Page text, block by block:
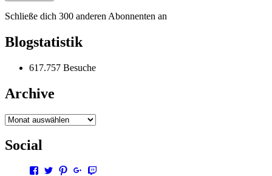
Schließe dich 300 anderen Abonnenten an
Blogstatistik
617.757 Besuche
Archive
Archive
Social
ProfilProfilProfilProfil